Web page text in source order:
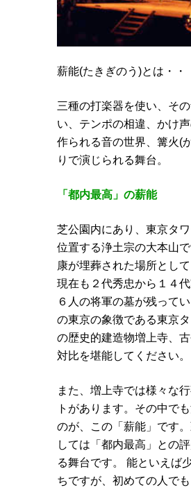
薪能(たきぎのう)とは・・
三種の打楽器を使い、そ
い、テンポの相違、かけ
作られる音の世界、篝火(
りで演じられる舞台。
「都内最高」の薪能
芝公園内にあり、東京タ
位置する浄土宗の大本山
康が埋葬された場所として
現在も２代秀忠から１４
６人の将軍の墓が残って
の東京の象徴である東京タ
の歴史的建造物増上寺、
対比を堪能してください。
また、増上寺では様々な
トがあります。その中で
のが、この「薪能」です
しては「都内最高」との
る舞台です。 能といえば
ちですが、初めての人で